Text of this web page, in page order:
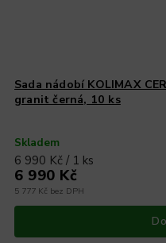
Sada nádobí KOLIMAX
granit černá, 10 ks
Skladem
5 777 Kč bez DPH
6 990 Kč
6 990 Kč / 1 ks